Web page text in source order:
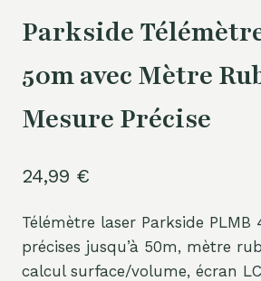
Parkside
50m avec Mètre
Mesure Précise
24,99 €
Télémètre laser Parkside PLMB
précises jusqu’à 50m, mètre
calcul surface/volume, écran